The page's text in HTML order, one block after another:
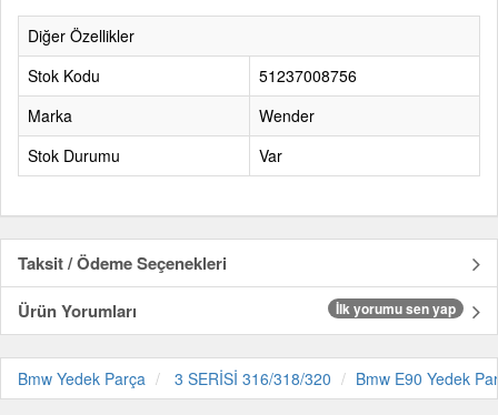
Diğer Özellikler
Stok Kodu
51237008756
Marka
Wender
Stok Durumu
Var
Taksit / Ödeme Seçenekleri
Ürün Yorumları
İlk yorumu sen yap
Bmw Yedek Parça 3 SERİSİ 316/318/320 Bmw E90 Yedek